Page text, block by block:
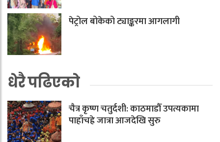
पेट्रोल बोकेको ट्याङ्करमा आगलागी
धेरै पढिएको
चैत्र कृष्ण चतुर्दशी: काठमाडौँ उपत्यकामा
पाहाँचह्रे जात्रा आजदेखि सुरु